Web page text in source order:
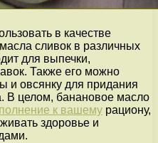
в качестве
сливок в различных
для выпечки,
Также его можно
и овсянку для придания
В целом, банановое масло
к вашему рациону,
здоровье и